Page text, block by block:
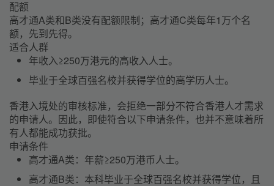
配额
高才通A类和B类没有配额限制；高才通C类每年1万个名
额，先到先得。
适合人群
年收入≥250万港元的高收入人士。
毕业于全球百强名校并获得学位的高学历人士。
香港入境处的审核标准，会拒绝一部分不符合香港人才需求
的申请人。因此，即使符合以下申请条件，也并不意味着所
有人都能成功获批。
申请条件
高才通A类： 年薪≥250万港币人士。
高才通B类： 本科毕业于全球百强名校并获得学位，且